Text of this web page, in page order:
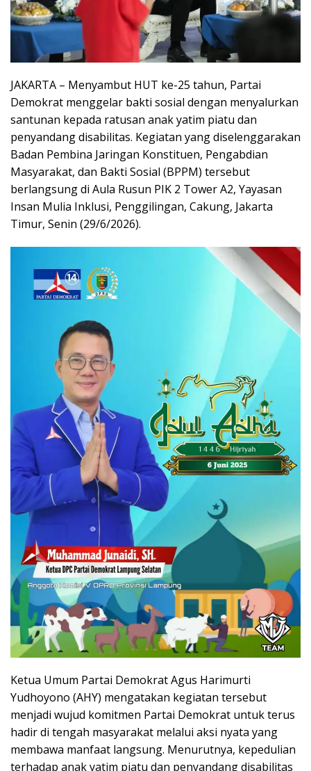
JAKARTA – Menyambut HUT ke-25 tahun, Partai
Demokrat menggelar bakti sosial dengan menyalurkan
santunan kepada ratusan anak yatim piatu dan
penyandang disabilitas. Kegiatan yang diselenggarakan
Badan Pembina Jaringan Konstituen, Pengabdian
Masyarakat, dan Bakti Sosial (BPPM) tersebut
berlangsung di Aula Rusun PIK 2 Tower A2, Yayasan
Insan Mulia Inklusi, Penggilingan, Cakung, Jakarta
Timur, Senin (29/6/2026).
Ketua Umum Partai Demokrat Agus Harimurti
Yudhoyono (AHY) mengatakan kegiatan tersebut
menjadi wujud komitmen Partai Demokrat untuk terus
hadir di tengah masyarakat melalui aksi nyata yang
membawa manfaat langsung. Menurutnya, kepedulian
terhadap anak yatim piatu dan penyandang disabilitas